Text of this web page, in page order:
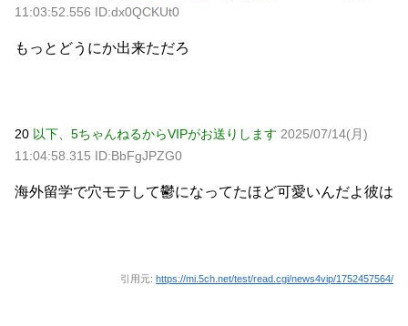
11:03:52.556 ID:dx0QCKUt0
もっとどうにか出来ただろ
20 以下、5ちゃんねるからVIPがお送りします 2025/07/14(月)
11:04:58.315 ID:BbFgJPZG0
海外留学で穴モテして鬱になってたほど可愛いんだよ彼は
引用元: https://mi.5ch.net/test/read.cgi/news4vip/1752457564/